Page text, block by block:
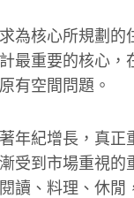
為核心所規劃
最重要的核心
有空間問題。
年紀增長，真
受到市場重視
讀、料理、休